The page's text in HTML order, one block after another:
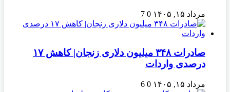
مرداد ۱۵, ۱۴۰۵ 0
7
صادرات ۳۴۸ میلیون دلاری زنجان| ‌کاهش ۱۷
درصدی واردات
مرداد ۱۵, ۱۴۰۵ 0
6